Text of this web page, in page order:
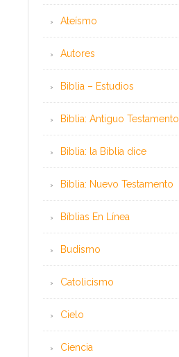
Ateísmo
Autores
Biblia – Estudios
Biblia: Antiguo Testamento
Biblia: la Biblia dice
Biblia: Nuevo Testamento
Bíblias En Línea
Budismo
Catolicismo
Cielo
Ciencia